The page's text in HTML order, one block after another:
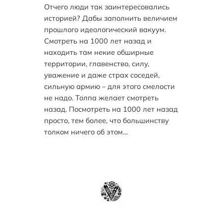
Отчего люди так заинтересовались
историей? Дабы заполнить величием
прошлого идеологический вакуум.
Смотреть на 1000 лет назад и
находить там некие обширные
территории, главенство, силу,
уважение и даже страх соседей,
сильную армию – для этого смелости
не надо. Толпа желает смотреть
назад. Посмотреть на 1000 лет назад
просто, тем более, что большинству
толком ничего об этом…